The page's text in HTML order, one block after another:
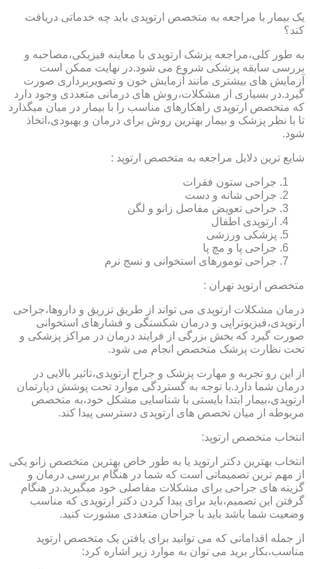
یک بیمار با مراجعه به متخصص ارتوپدی باید چه خدماتی دریافت
کند؟
به طور کلی،مراجعه پزشک ارتوپدی با معاینه فیزیکی،مصاحبه و
بررسی سابقه پزشکی شروع می شود.در نهایت ممکن است
آزمایش های بیشتری مانند آزمایش خون و تصویربرداری صورت
گیرد.در بسیاری از مشکلات،روش های درمانی متعددی وجود دارد
که متخصص ارتوپدی راهکارهای مناسب را با بیمار در میان میگذارد
تا با نظر پزشک و بیمار بهترین روش برای درمان و بهبودی،اتخاذ
شود.
شایع ترین دلایل مراجعه به متخصص ارتوپد :
جراحی ستون فقرات
جراحی شانه و دست
جراحی تعویض مفاصل زانو و لگن
ارتوپدی اطفال
پزشکی ورزشی
جراحی پا و مچ پا
جراحی تومورهای استخوانی و نسج نرم
متخصص ارتوپد تهران :
درمان مشکلات ارتوپدی می تواند از طریق تزریق و داروها،جراحی
ارتوپدی،فیزیوتراپی و درمان شکستگی و فشارهای استخوانی
صورت گیرد که بخش بزرگی از فرایند درمان در مراکز پزشکی و
تحت نظارت پزشک متخصص انجام می شود.
از این رو تجربه و مهارت پزشک و جراح ارتوپدی،تاثیر بالایی در
درمان شما دارد.با توجه به گستردگی موارد تحت پوشش دپارتمان
ارتوپدی،بیمار ابتدا بایستی با شناسایی مشکل خود،به متخصص
مربوطه از میان تخصص های ارتوپدی دسترسی پیدا کند.
انتخاب متخصص ارتوپد:
انتخاب بهترین دکتر ارتوپد یا به طور خاص بهترین متخصص زانو یکی
از مهم ترین تصمیماتی است که شما در هنگام بررسی درمان و
گزینه های جراحی برای مشکلات مفاصلی خود میگیرید.در هنگام
گرفتن این تصمیم،باید برای پیدا کردن دکتر ارتوپدی که مناسب
وضعیت شما باشد باید با جراحان متعددی مشورت کنید.
از جمله اقداماتی که می توانید برای یافتن یک متخصص ارتوپد
مناسب،بکار برید می توان به موارد زیر اشاره کرد: